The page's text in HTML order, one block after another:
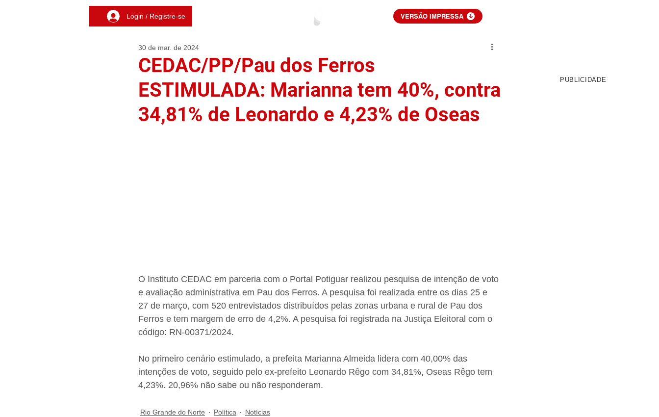
Login / Registre-se VERSÃO IMPRESSA
CEDAC/PP/Pau dos Ferros
ESTIMULADA: Marianna tem 40%, contra
34,81% de Leonardo e 4,23% de Oseas
30 de mar. de 2024
O Instituto CEDAC em parceria com o Portal Potiguar realizou pesquisa de intenção de voto
e avaliação administrativa em Pau dos Ferros. A pesquisa foi realizada entre os dias 25 e
27 de março, com 520 entrevistados distribuídos pelas zonas urbana e rural de Pau dos
Ferros e tem margem de erro de 4,2%. A pesquisa foi registrada na Justiça Eleitoral com o
código: RN-00371/2024.
No primeiro cenário estimulado, a prefeita Marianna Almeida lidera com 40,00% das
intenções de voto, seguido pelo ex-prefeito Leonardo Rêgo com 34,81%, Oseas Rêgo tem
4,23%. 20,96% não sabe ou não responderam.
Rio Grande do Norte Política Notícias
PUBLICIDADE